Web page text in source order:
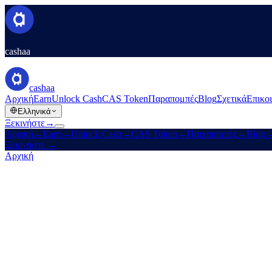
cashaa
cashaa
ΑρχικήEarnUnlock CashCAS TokenΠαραπομπέςBlogΣχετικά
Ελληνικά
Ξεκινήστε →
Αρχική→Earn →Unlock Cash →CAS Token →Παραπομπές→Blog
Ξεκινήστε →
Αρχική